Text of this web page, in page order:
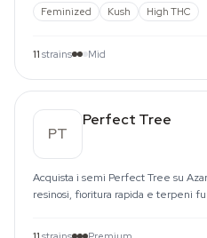
Feminized Kush High THC
11 strains Mid
PT
Perfect Tree
Acquista i semi Perfect Tree su
resinosi, fioritura rapida e terpeni